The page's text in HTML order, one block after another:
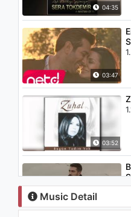
04:35
03:47
03:52
04:10
Music Detail